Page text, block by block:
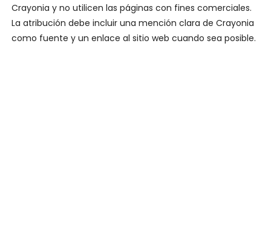
Crayonia y no utilicen las páginas con fines comerciales.
La atribución debe incluir una mención clara de Crayonia
como fuente y un enlace al sitio web cuando sea posible.